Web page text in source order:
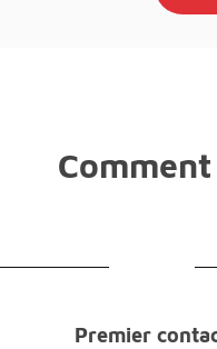
Premier